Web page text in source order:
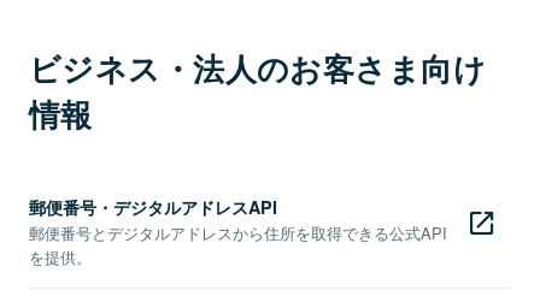
ビジネス・法人のお客さま向け
情報
郵便番号・デジタルアドレスAPI
郵便番号とデジタルアドレスから住所を取得できる公式API
を提供。